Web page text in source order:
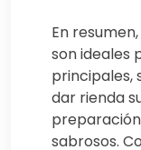
En
son ideales
principales,
dar rienda
sabrosos.